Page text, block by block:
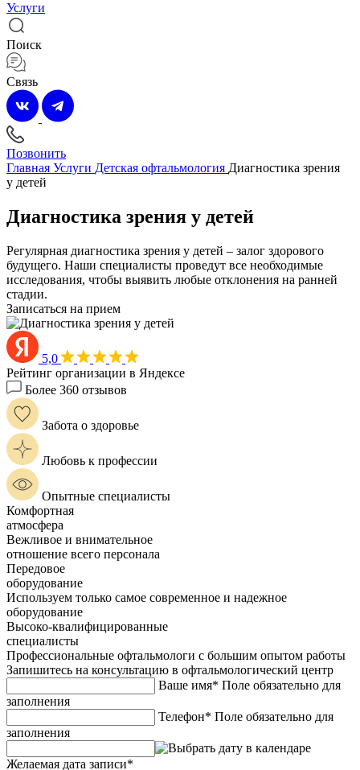
Услуги
Поиск
Связь
Позвонить
Главная Услуги Детская офтальмология Диагностика зрения
у детей
Диагностика зрения у детей
Регулярная диагностика зрения у детей – залог здорового
будущего. Наши специалисты проведут все необходимые
исследования, чтобы выявить любые отклонения на ранней
стадии.
Записаться на прием
5,0
Рейтинг организации в Яндексе
Более 360 отзывов
Забота о здоровье
Любовь к профессии
Опытные специалисты
Комфортная
атмосфера
Вежливое и внимательное
отношение всего персонала
Передовое
оборудование
Используем только самое современное и надежное
оборудование
Высоко-квалифицированные
специалисты
Профессиональные офтальмологи с большим опытом работы
Запишитесь на консультацию в офтальмологический центр
Ваше имя* Поле обязательно для
заполнения
Телефон* Поле обязательно для
заполнения
Желаемая дата записи*